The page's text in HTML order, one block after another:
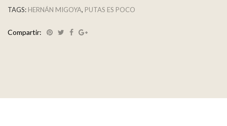
TAGS: HERNÁN MIGOYA, PUTAS ES POCO
Compartir: